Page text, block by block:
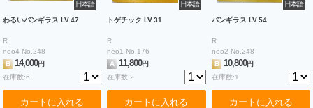
日本語
わるいバンギラス LV.47
R
neo4 No.248
B
14,000円
在庫数:6
カートに入れる
日本語
トゲチック LV.31
R
neo1 No.176
A
11,800円
在庫数:2
カートに入れる
日本語
バンギラス LV.54
R
neo2 No.248
B 10,800円
在庫数:1
カートに入れる